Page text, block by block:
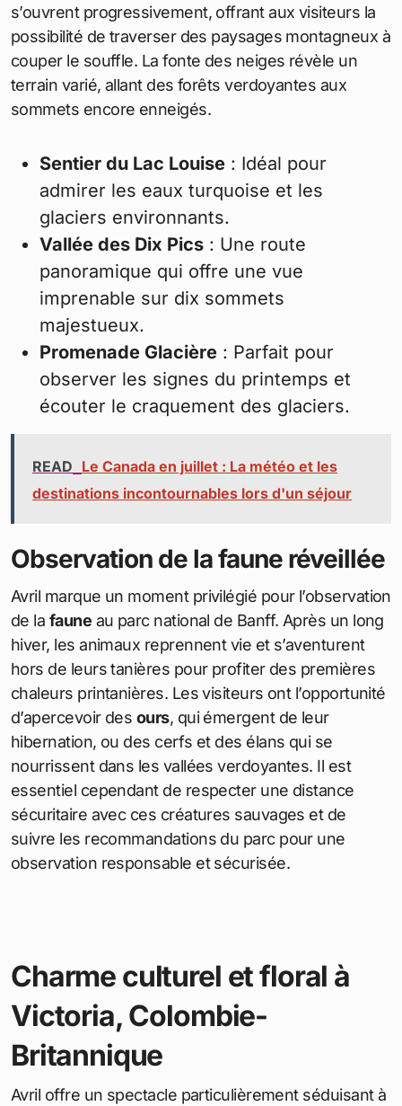
s’ouvrent progressivement, offrant aux visiteurs la
possibilité de traverser des paysages montagneux à
couper le souffle. La fonte des neiges révèle un
terrain varié, allant des forêts verdoyantes aux
sommets encore enneigés.
Sentier du Lac Louise : Idéal pour
admirer les eaux turquoise et les
glaciers environnants.
Vallée des Dix Pics : Une route
panoramique qui offre une vue
imprenable sur dix sommets
majestueux.
Promenade Glacière : Parfait pour
observer les signes du printemps et
écouter le craquement des glaciers.
READ Le Canada en juillet : La météo et les
destinations incontournables lors d'un séjour
Observation de la faune réveillée
Avril marque un moment privilégié pour l’observation
de la faune au parc national de Banff. Après un long
hiver, les animaux reprennent vie et s’aventurent
hors de leurs tanières pour profiter des premières
chaleurs printanières. Les visiteurs ont l’opportunité
d’apercevoir des ours, qui émergent de leur
hibernation, ou des cerfs et des élans qui se
nourrissent dans les vallées verdoyantes. Il est
essentiel cependant de respecter une distance
sécuritaire avec ces créatures sauvages et de
suivre les recommandations du parc pour une
observation responsable et sécurisée.
Charme culturel et floral à
Victoria, Colombie-
Britannique
Avril offre un spectacle particulièrement séduisant à